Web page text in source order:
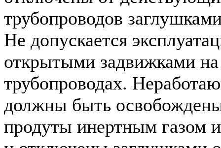
трубопроводов
Не допускается
открытыми задвижками
трубопроводах.
должны быть
продуты инертным газом